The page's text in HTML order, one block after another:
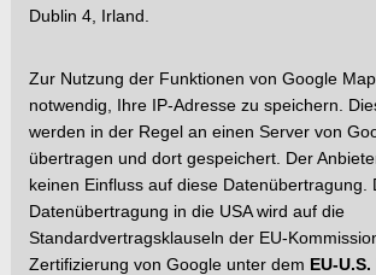
Dublin 4, Irland.
Zur Nutzung der Funktionen von Google
notwendig, Ihre IP-Adresse zu speichern.
werden in der Regel an einen Server von
übertragen und dort gespeichert. Der
keinen Einfluss auf diese Datenübertragung.
Datenübertragung in die USA wird auf die
Standardvertragsklauseln der EU-
Zertifizierung von Google unter dem EU-